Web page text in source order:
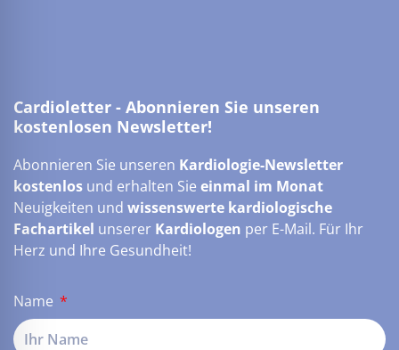
Cardioletter - Abonnieren Sie unseren
kostenlosen Newsletter!
Abonnieren Sie unseren Kardiologie-Newsletter
kostenlos und erhalten Sie einmal im Monat
Neuigkeiten und wissenswerte kardiologische
Fachartikel unserer Kardiologen per E-Mail. Für Ihr
Herz und Ihre Gesundheit!
Name